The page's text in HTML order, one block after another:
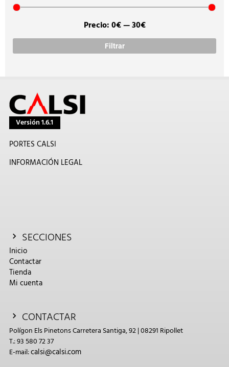
Filtrar
Precio:0€—30€
Versión 1.6.1
PORTES CALSI
INFORMACIÓN LEGAL
SECCIONES
Inicio
Contactar
Tienda
Mi cuenta
CONTACTAR
Polígon Els Pinetons Carretera Santiga, 92 | 08291 Ripollet
T.: 93 580 72 37
E-mail:calsi@calsi.com